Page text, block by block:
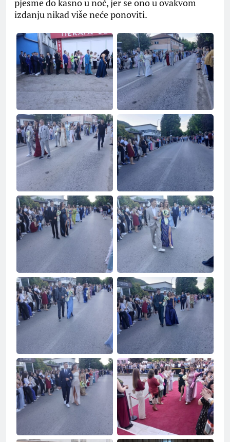
pjesme do kasno u noć, jer se ono u ovakvom
izdanju nikad više neće ponoviti.